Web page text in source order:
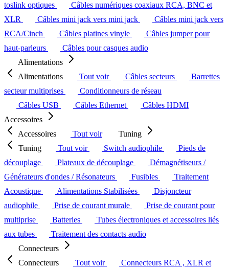
toslink optiques
Câbles numériques coaxiaux RCA, BNC et
XLR
Câbles mini jack vers mini jack
Câbles mini jack vers
RCA/Cinch
Câbles platines vinyle
Câbles jumper pour
haut-parleurs
Câbles pour casques audio
Alimentations
Alimentations
Tout voir Câbles secteurs
Barrettes
secteur multiprises
Conditionneurs de réseau
Câbles USB
Câbles Ethernet
Câbles HDMI
Accessoires
Accessoires
Tout voir
Tuning
Tuning
Tout voir Switch audiophile
Pieds de
découplage
Plateaux de découplage
Démagnétiseurs /
Générateurs d'ondes / Résonateurs
Fusibles
Traitement
Acoustique
Alimentations Stabilisées
Disjoncteur
audiophile
Prise de courant murale
Prise de courant pour
multiprise
Batteries
Tubes électroniques et accessoires liés
aux tubes
Traitement des contacts audio
Connecteurs
Connecteurs
Tout voir
Connecteurs RCA , XLR et